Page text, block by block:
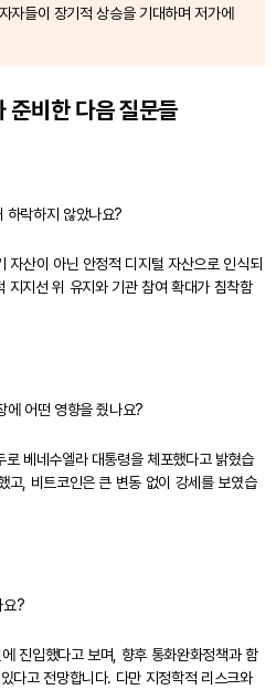
들이 장기적 상승을 기대하며 저가에
비한 다음 질문들
하락하지 않았나요?
자산이 아닌 안정적 디지털 자산으로 인식되
지지선 위 유지와 기관 참여 확대가 침착함
에 어떤 영향을 줬나요?
베네수엘라 대통령을 체포했다고 밝혔습
고, 비트코인은 큰 변동 없이 강세를 보였습
요?
진입했다고 보며, 향후 통화완화정책과 함
다고 전망합니다. 다만 지정학적 리스크와